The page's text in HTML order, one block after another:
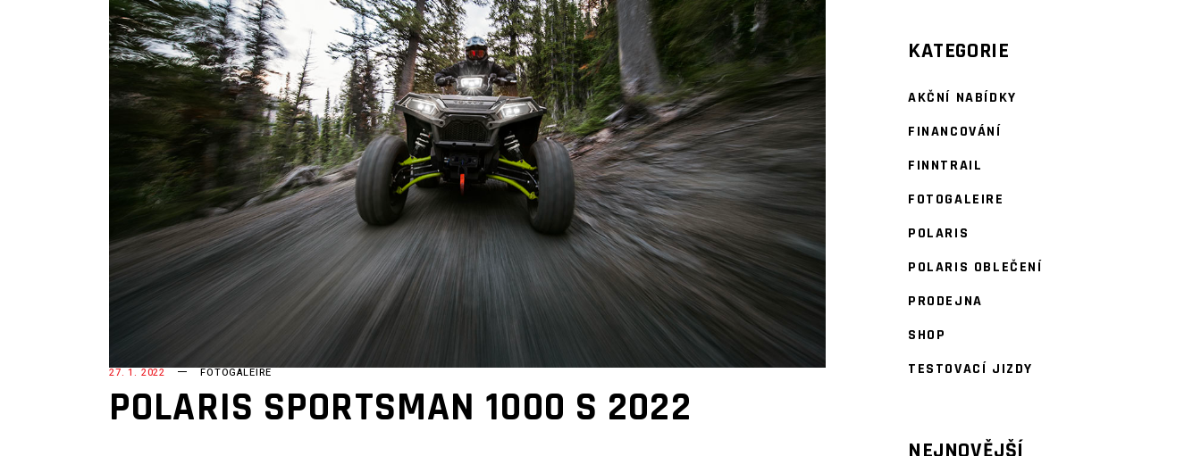
27. 1. 2022 FOTOGALEIRE
POLARIS SPORTSMAN 1000 S 2022
KATEGORIE
AKČNÍ NABÍDKY
FINANCOVÁNÍ
FINNTRAIL
FOTOGALEIRE
POLARIS
POLARIS OBLEČENÍ
PRODEJNA
SHOP
TESTOVACÍ JIZDY
NEJNOVĚJŠÍ